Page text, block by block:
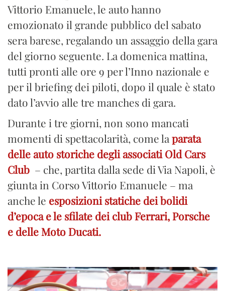
Vittorio Emanuele, le auto hanno
emozionato il grande pubblico del sabato
sera barese, regalando un assaggio della gara
del giorno seguente. La domenica mattina,
tutti pronti alle ore 9 per l’Inno nazionale e
per il briefing dei piloti, dopo il quale è stato
dato l’avvio alle tre manches di gara.
Durante i tre giorni, non sono mancati
momenti di spettacolarità, come la parata
delle auto storiche degli associati Old Cars
Club – che, partita dalla sede di Via Napoli, è
giunta in Corso Vittorio Emanuele – ma
anche le esposizioni statiche dei bolidi
d’epoca e le sfilate dei club Ferrari, Porsche
e delle Moto Ducati.